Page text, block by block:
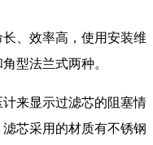
、效率高，使用安装维
型法兰式两种。
来显示过滤芯的阻塞情
芯采用的材质有不锈钢